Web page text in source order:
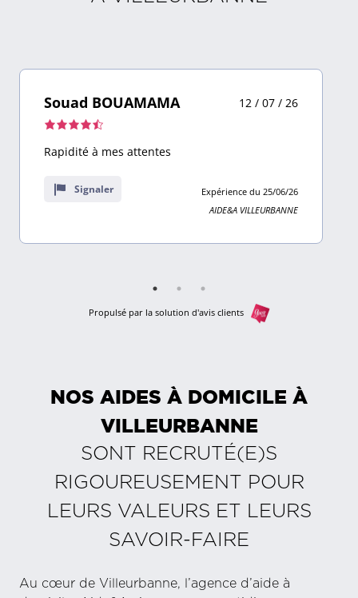
Souad BOUAMAMA
12 / 07 / 26
Note
de
4,5
sur
Rapidité à mes attentes
Signaler
Expérience du 25/06/26
AIDE&A VILLEURBANNE
Propulsé par la solution d'avis clients
NOS AIDES À DOMICILE À
VILLEURBANNE
SONT RECRUTÉ(E)S
RIGOUREUSEMENT POUR
LEURS VALEURS ET LEURS
SAVOIR-FAIRE
Au cœur de Villeurbanne, l’agence d’aide à